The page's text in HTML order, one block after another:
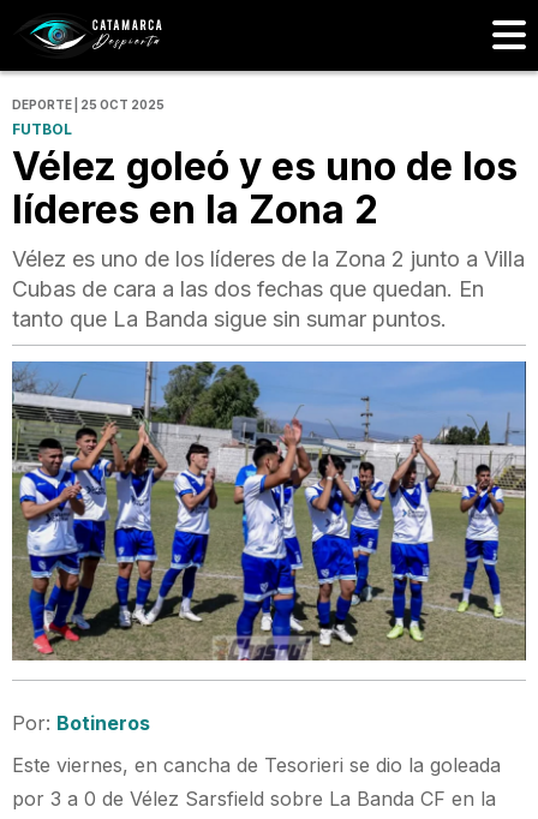
DEPORTE | 25 OCT 2025
FUTBOL
Vélez goleó y es uno de los
líderes en la Zona 2
Vélez es uno de los líderes de la Zona 2 junto a Villa
Cubas de cara a las dos fechas que quedan. En
tanto que La Banda sigue sin sumar puntos.
Por: Botineros
Este viernes, en cancha de Tesorieri se dio la goleada
por 3 a 0 de Vélez Sarsfield sobre La Banda CF en la